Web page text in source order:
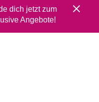
dich jetzt zum
Angebote!